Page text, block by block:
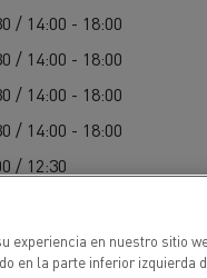
/ 14:00 - 18:00
/ 14:00 - 18:00
/ 14:00 - 18:00
/ 14:00 - 18:00
/ 12:30
experiencia en nuestro sitio
en la parte inferior izquierda